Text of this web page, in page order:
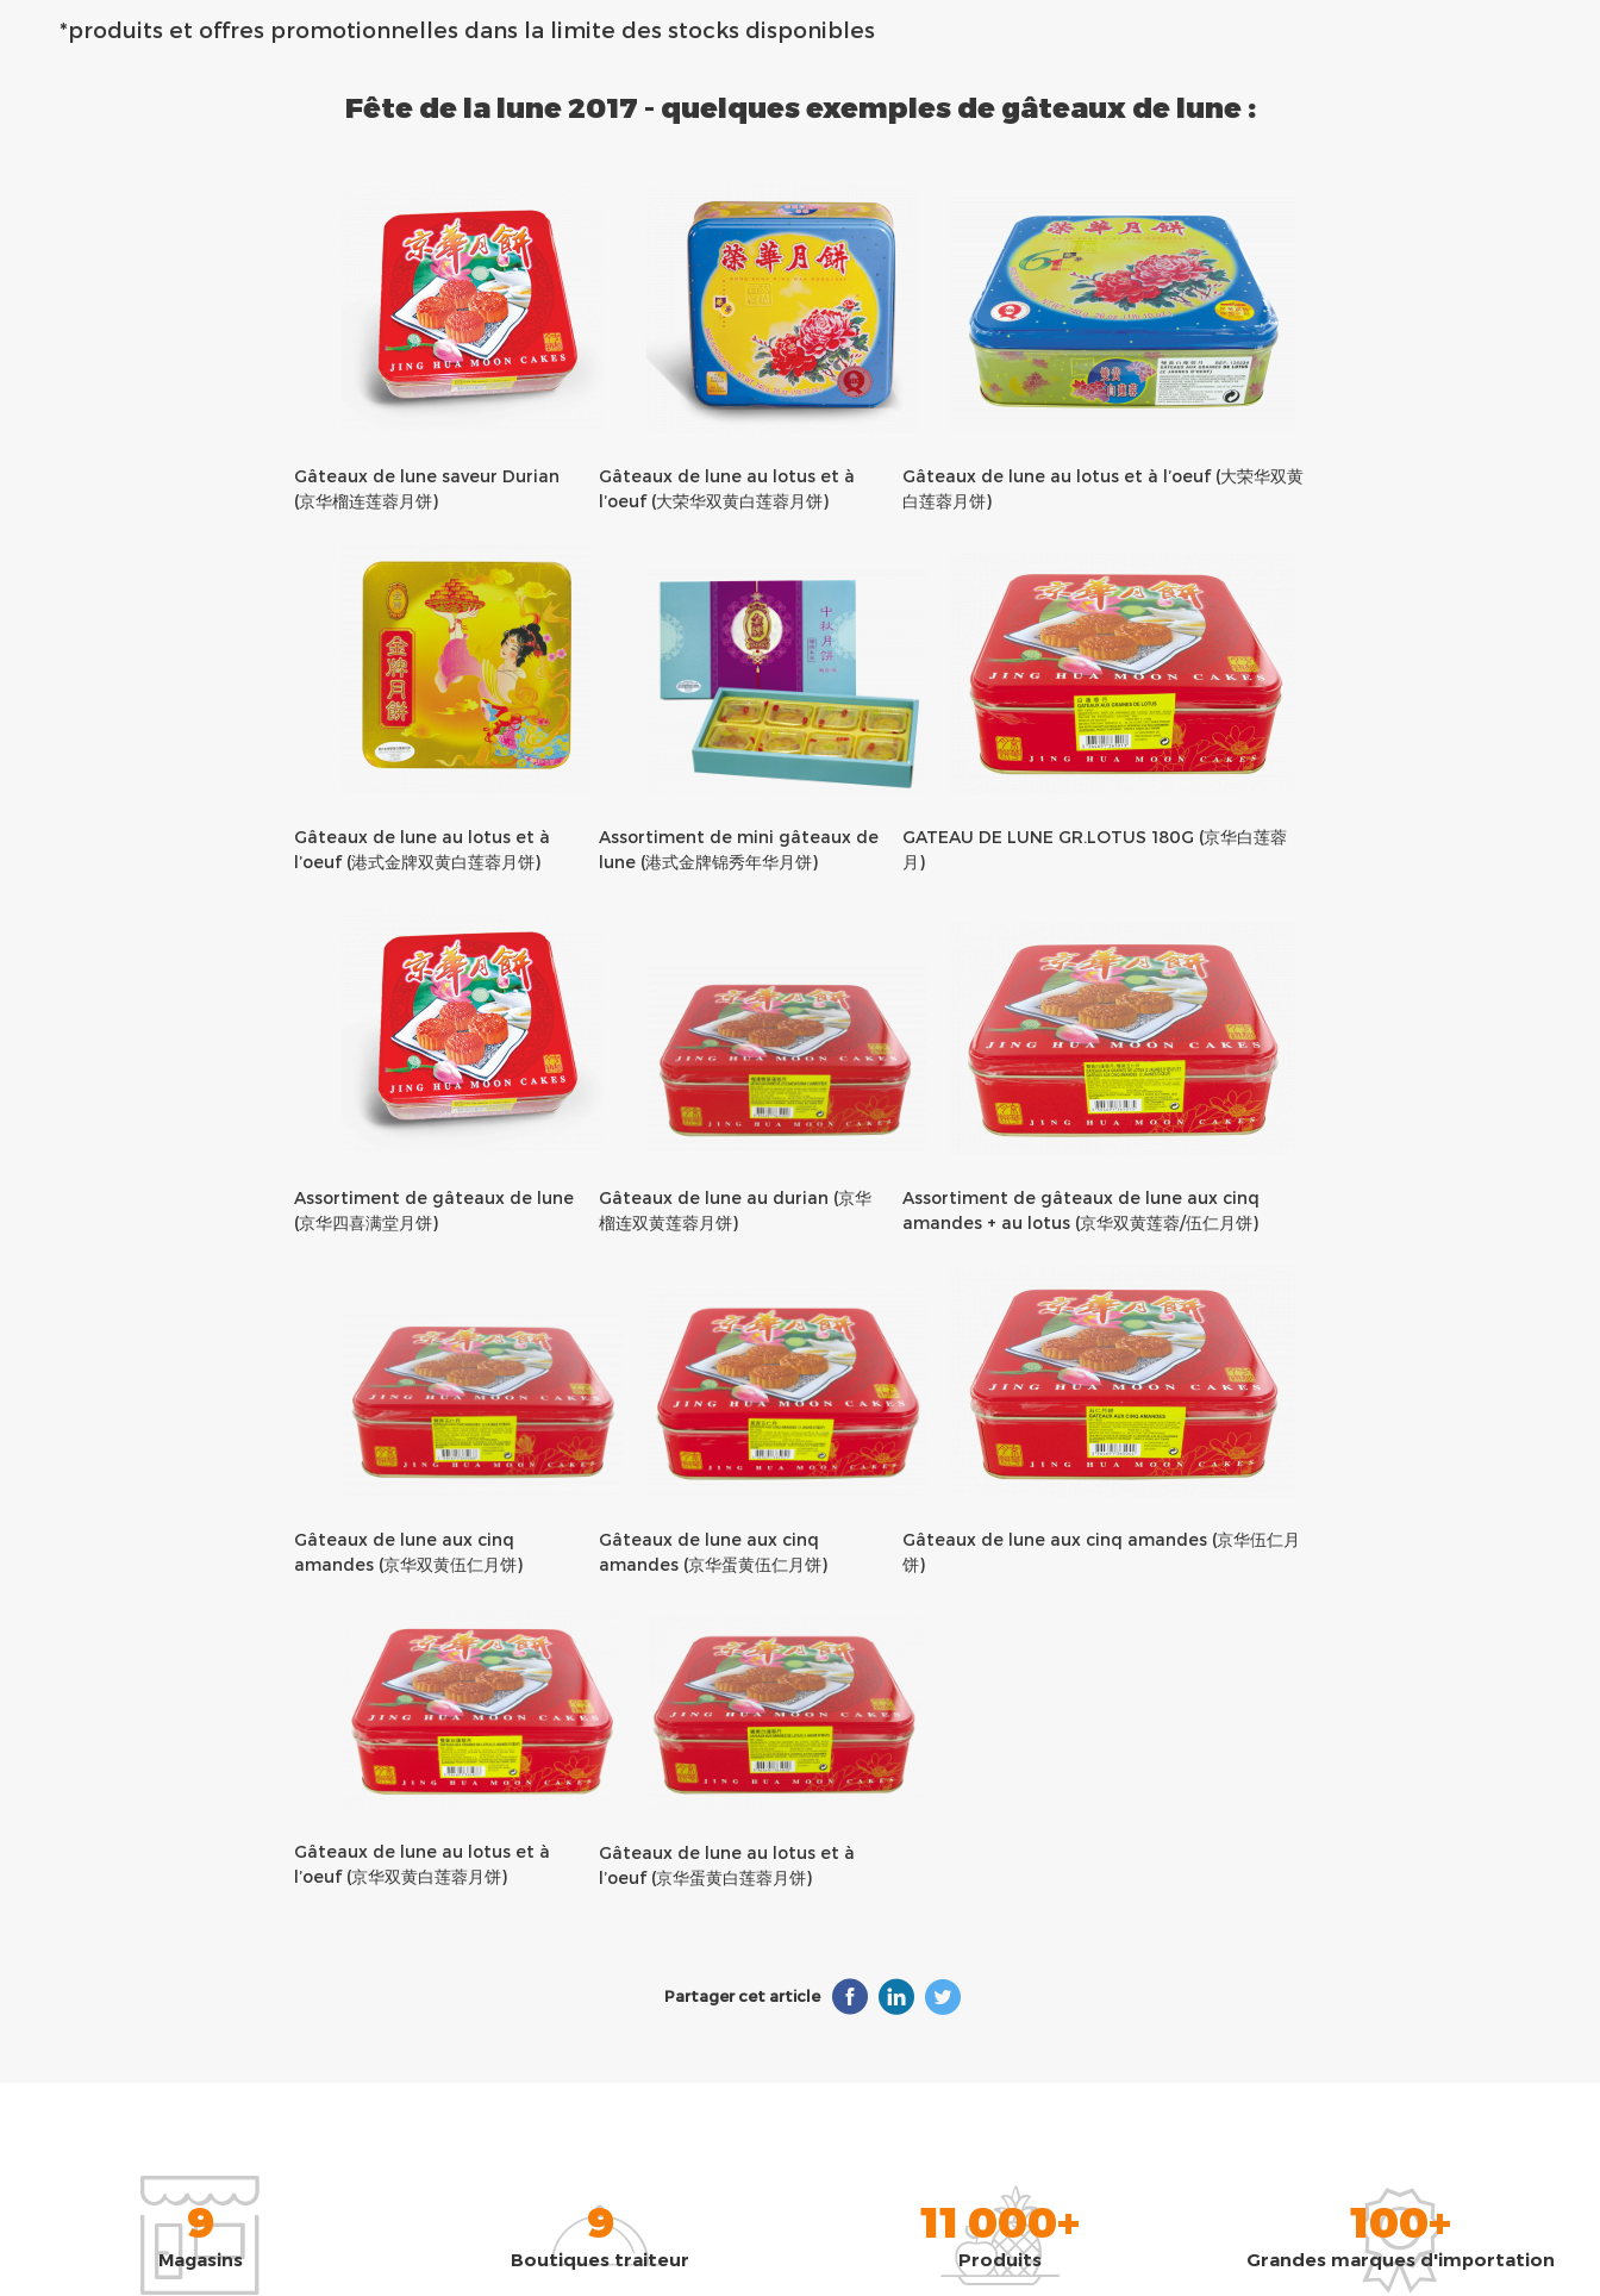
*produits et offres promotionnelles dans la limite des stocks disponibles
Fête de la lune 2017 - quelques exemples de gâteaux de lune :
Gâteaux de lune saveur Durian
(京华榴连莲蓉月饼)
Gâteaux de lune au lotus et à
l’oeuf (大荣华双黄白莲蓉月饼)
Gâteaux de lune au lotus et à l’oeuf (大荣华双黄
白莲蓉月饼)
Gâteaux de lune au lotus et à
l’oeuf (港式金牌双黄白莲蓉月饼)
Assortiment de mini gâteaux de
lune (港式金牌锦秀年华月饼)
GATEAU DE LUNE GR.LOTUS 180G (京华白莲蓉
月)
Assortiment de gâteaux de lune
(京华四喜满堂月饼)
Gâteaux de lune au durian (京华
榴连双黄莲蓉月饼)
Assortiment de gâteaux de lune aux cinq
amandes + au lotus (京华双黄莲蓉/伍仁月饼)
Gâteaux de lune aux cinq
amandes (京华双黄伍仁月饼)
Gâteaux de lune aux cinq
amandes (京华蛋黄伍仁月饼)
Gâteaux de lune aux cinq amandes (京华伍仁月
饼)
Gâteaux de lune au lotus et à
l’oeuf (京华双黄白莲蓉月饼)
Gâteaux de lune au lotus et à
l’oeuf (京华蛋黄白莲蓉月饼)
Partager cet article
9
Magasins
9
Boutiques traiteur
11 000+
Produits
100+
Grandes marques d'importation